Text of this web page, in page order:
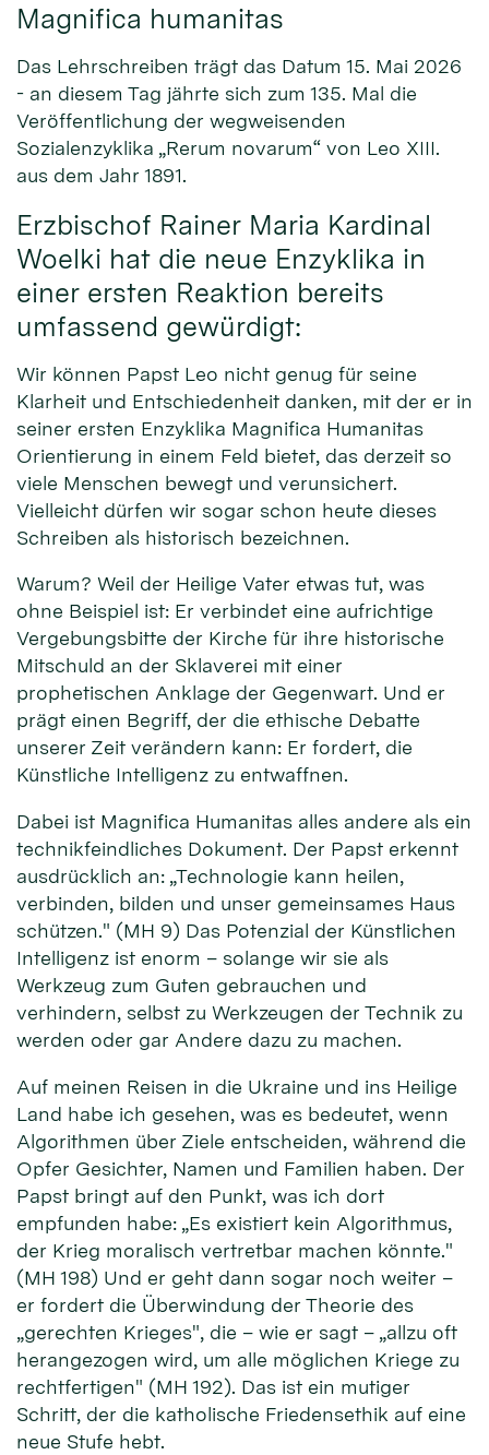
Magnifica humanitas
Das Lehrschreiben trägt das Datum 15. Mai 2026
- an diesem Tag jährte sich zum 135. Mal die
Veröffentlichung der wegweisenden
Sozialenzyklika „Rerum novarum“ von Leo XIII.
aus dem Jahr 1891.
Erzbischof Rainer Maria Kardinal
Woelki hat die neue Enzyklika in
einer ersten Reaktion bereits
umfassend gewürdigt:
Wir können Papst Leo nicht genug für seine
Klarheit und Entschiedenheit danken, mit der er in
seiner ersten Enzyklika Magnifica Humanitas
Orientierung in einem Feld bietet, das derzeit so
viele Menschen bewegt und verunsichert.
Vielleicht dürfen wir sogar schon heute dieses
Schreiben als historisch bezeichnen.
Warum? Weil der Heilige Vater etwas tut, was
ohne Beispiel ist: Er verbindet eine aufrichtige
Vergebungsbitte der Kirche für ihre historische
Mitschuld an der Sklaverei mit einer
prophetischen Anklage der Gegenwart. Und er
prägt einen Begriff, der die ethische Debatte
unserer Zeit verändern kann: Er fordert, die
Künstliche Intelligenz zu entwaffnen.
Dabei ist Magnifica Humanitas alles andere als ein
technikfeindliches Dokument. Der Papst erkennt
ausdrücklich an: „Technologie kann heilen,
verbinden, bilden und unser gemeinsames Haus
schützen." (MH 9) Das Potenzial der Künstlichen
Intelligenz ist enorm – solange wir sie als
Werkzeug zum Guten gebrauchen und
verhindern, selbst zu Werkzeugen der Technik zu
werden oder gar Andere dazu zu machen.
Auf meinen Reisen in die Ukraine und ins Heilige
Land habe ich gesehen, was es bedeutet, wenn
Algorithmen über Ziele entscheiden, während die
Opfer Gesichter, Namen und Familien haben. Der
Papst bringt auf den Punkt, was ich dort
empfunden habe: „Es existiert kein Algorithmus,
der Krieg moralisch vertretbar machen könnte."
(MH 198) Und er geht dann sogar noch weiter –
er fordert die Überwindung der Theorie des
„gerechten Krieges", die – wie er sagt – „allzu oft
herangezogen wird, um alle möglichen Kriege zu
rechtfertigen" (MH 192). Das ist ein mutiger
Schritt, der die katholische Friedensethik auf eine
neue Stufe hebt.